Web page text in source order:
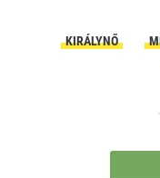
KIRÁLYNŐ